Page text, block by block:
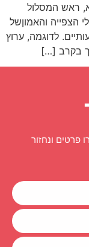
ראש המסלול
הצפייה והאמוןשל
לדוגמה, ערוץ
פרטים ונחזור